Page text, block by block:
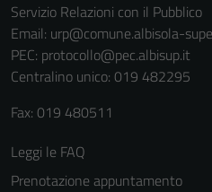
Servizio Relazioni con il Pubblico
Email: urp@comune.albisola-
PEC: protocollo@pec.albisup.it
Centralino unico: 019 482295
Fax: 019 480511
Leggi le FAQ
Prenotazione appuntamento